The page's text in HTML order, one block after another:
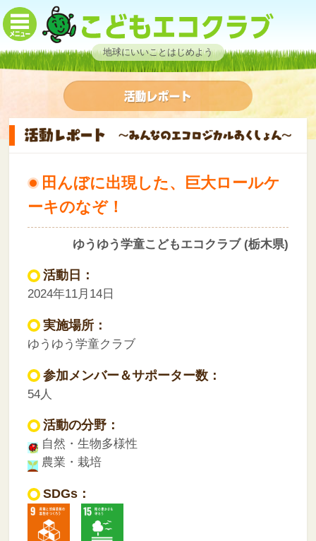
地球にいいことはじめよう
田んぼに出現した、巨大ロールケ
ーキのなぞ！
ゆうゆう学童こどもエコクラブ (栃木県)
活動日：
2024年11月14日
実施場所：
ゆうゆう学童クラブ
参加メンバー＆サポーター数：
54人
活動の分野：
自然・生物多様性
農業・栽培
SDGs：